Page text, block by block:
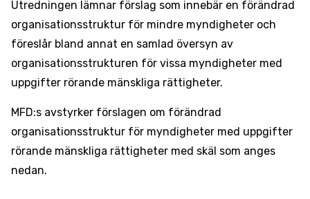
Utredningen lämnar förslag som innebär en förändrad
organisationsstruktur för mindre myndigheter och
föreslår bland annat en samlad översyn av
organisationsstrukturen för vissa myndigheter med
uppgifter rörande mänskliga rättigheter.
MFD:s avstyrker förslagen om förändrad
organisationsstruktur för myndigheter med uppgifter
rörande mänskliga rättigheter med skäl som anges
nedan.